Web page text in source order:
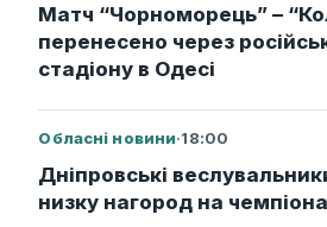
Матч “Чорноморець” –
перенесено через
стадіону в Одесі
Обласні новини·18:00
Дніпровські
низку нагород на